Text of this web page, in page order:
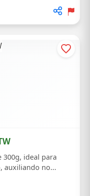
300g, ideal para
auxiliando no...